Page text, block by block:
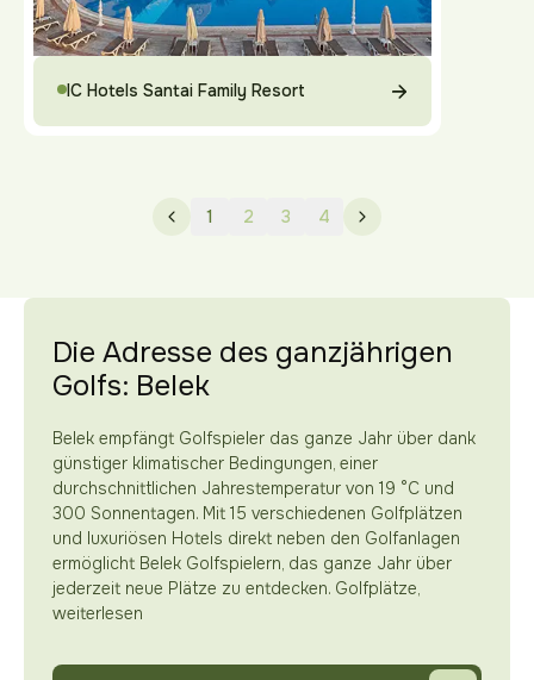
IC Hotels Santai Family Resort
1 2 3 4
Die Adresse des ganzjährigen
Golfs: Belek
Belek empfängt Golfspieler das ganze Jahr über dank
günstiger klimatischer Bedingungen, einer
durchschnittlichen Jahrestemperatur von 19 °C und
300 Sonnentagen. Mit 15 verschiedenen Golfplätzen
und luxuriösen Hotels direkt neben den Golfanlagen
ermöglicht Belek Golfspielern, das ganze Jahr über
jederzeit neue Plätze zu entdecken. Golfplätze,
weiterlesen